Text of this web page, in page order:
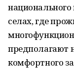
национального
селах, где
предполагают
комфортного